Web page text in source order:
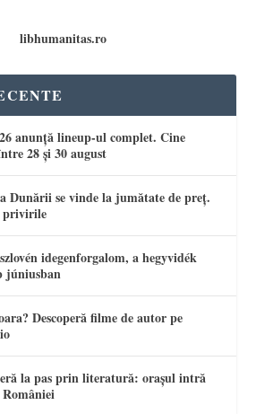
anunță lineup-ul complet. Cine
28 și 30 august
Dunării se vinde la jumătate de preț.
privirile
idegenforgalom, a hegyvidék
júniusban
Descoperă filme de autor pe
la pas prin literatură: orașul intră